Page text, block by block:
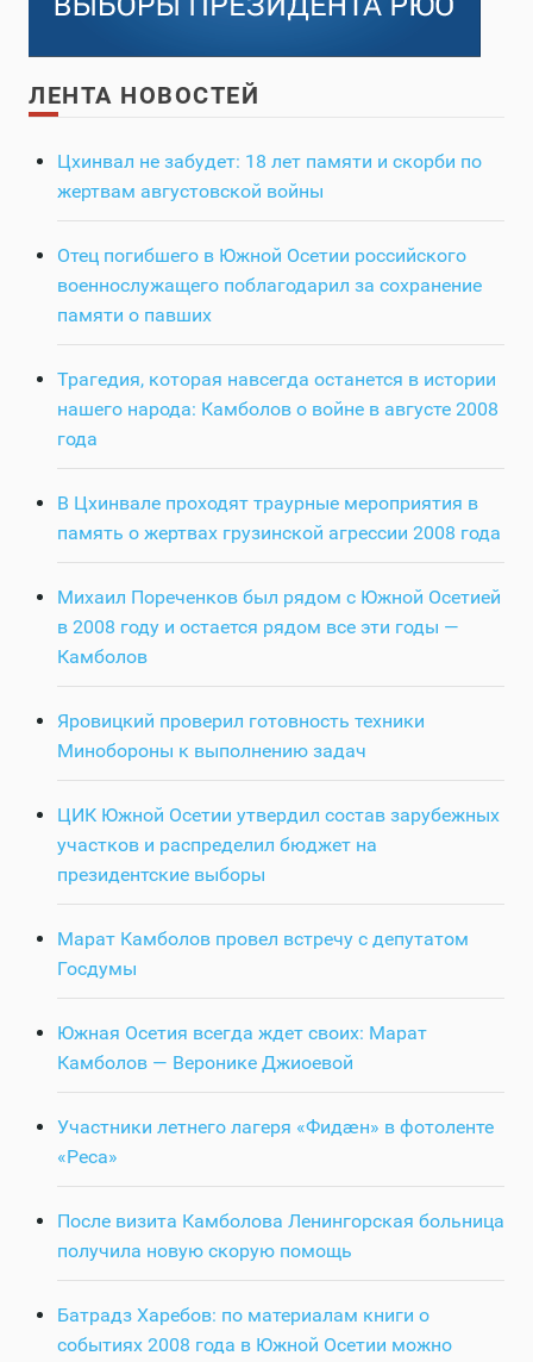
ЛЕНТА НОВОСТЕЙ
Цхинвал не забудет: 18 лет памяти и скорби по
жертвам августовской войны
Отец погибшего в Южной Осетии российского
военнослужащего поблагодарил за сохранение
памяти о павших
Трагедия, которая навсегда останется в истории
нашего народа: Камболов о войне в августе 2008
года
В Цхинвале проходят траурные мероприятия в
память о жертвах грузинской агрессии 2008 года
Михаил Пореченков был рядом с Южной Осетией
в 2008 году и остается рядом все эти годы —
Камболов
Яровицкий проверил готовность техники
Минобороны к выполнению задач
ЦИК Южной Осетии утвердил состав зарубежных
участков и распределил бюджет на
президентские выборы
Марат Камболов провел встречу с депутатом
Госдумы
Южная Осетия всегда ждет своих: Марат
Камболов — Веронике Джиоевой
Участники летнего лагеря «Фидӕн» в фотоленте
«Реса»
После визита Камболова Ленингорская больница
получила новую скорую помощь
Батрадз Харебов: по материалам книги о
событиях 2008 года в Южной Осетии можно